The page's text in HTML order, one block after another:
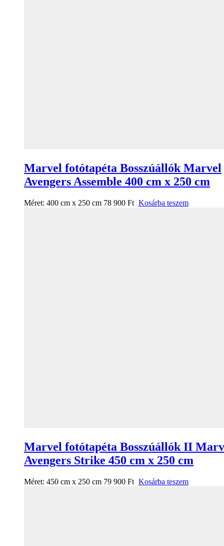
Marvel fotótapéta Bosszúállók Marvel
Avengers Assemble 400 cm x 250 cm
Méret: 400 cm x 250 cm 78 900 Ft Kosárba teszem
Marvel fotótapéta Bosszúállók II
Avengers Strike 450 cm x 250 cm
Méret: 450 cm x 250 cm 79 900 Ft Kosárba teszem